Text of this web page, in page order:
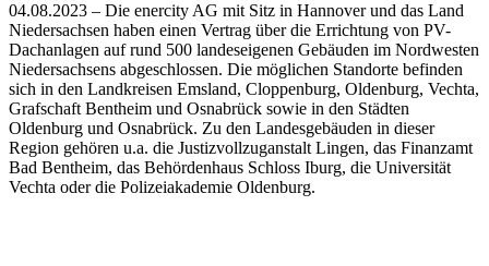
04.08.2023 – Die enercity AG mit Sitz in Hannover und das Land
Niedersachsen haben einen Vertrag über die Errichtung von PV-
Dachanlagen auf rund 500 landeseigenen Gebäuden im Nordwesten
Niedersachsens abgeschlossen. Die möglichen Standorte befinden
sich in den Landkreisen Emsland, Cloppenburg, Oldenburg, Vechta,
Grafschaft Bentheim und Osnabrück sowie in den Städten
Oldenburg und Osnabrück. Zu den Landesgebäuden in dieser
Region gehören u.a. die Justizvollzuganstalt Lingen, das Finanzamt
Bad Bentheim, das Behördenhaus Schloss Iburg, die Universität
Vechta oder die Polizeiakademie Oldenburg.